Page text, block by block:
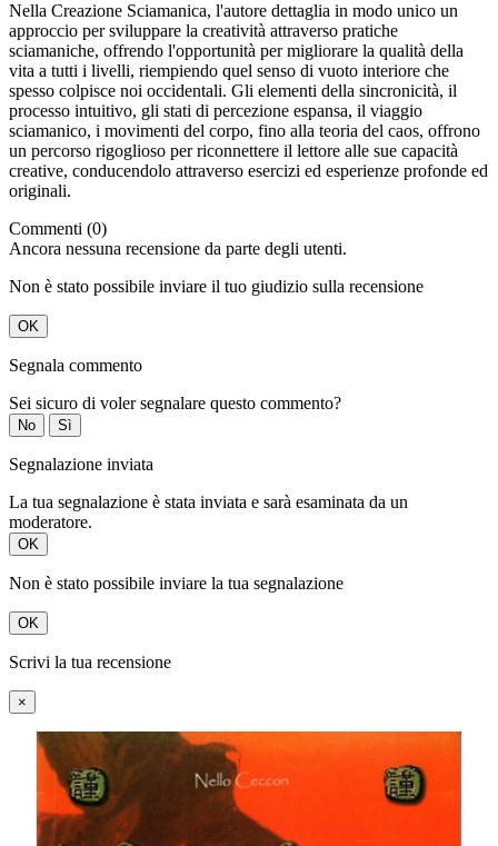
Nella Creazione Sciamanica, l'autore dettaglia in modo unico un
approccio per sviluppare la creatività attraverso pratiche
sciamaniche, offrendo l'opportunità per migliorare la qualità della
vita a tutti i livelli, riempiendo quel senso di vuoto interiore che
spesso colpisce noi occidentali. Gli elementi della sincronicità, il
processo intuitivo, gli stati di percezione espansa, il viaggio
sciamanico, i movimenti del corpo, fino alla teoria del caos, offrono
un percorso rigoglioso per riconnettere il lettore alle sue capacità
creative, conducendolo attraverso esercizi ed esperienze profonde ed
originali.
Commenti (0)
Ancora nessuna recensione da parte degli utenti.
Non è stato possibile inviare il tuo giudizio sulla recensione
OK
Segnala commento
Sei sicuro di voler segnalare questo commento?
No Sì
Segnalazione inviata
La tua segnalazione è stata inviata e sarà esaminata da un
moderatore.
OK
Non è stato possibile inviare la tua segnalazione
OK
Scrivi la tua recensione
×